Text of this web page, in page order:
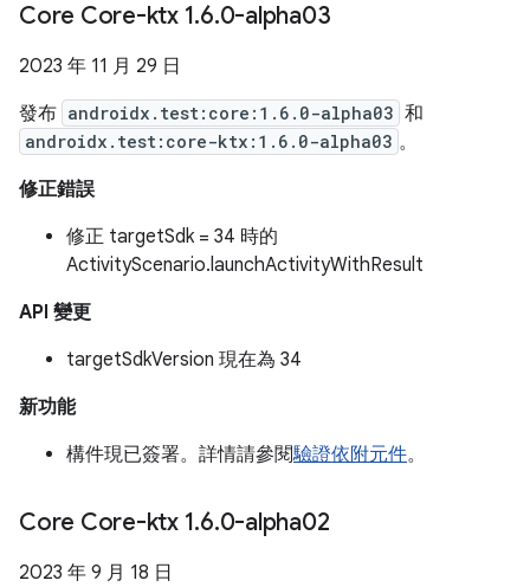
Core Core-ktx 1.6.0-alpha03
2023 年 11 月 29 日
發布 androidx.test:core:1.6.0-alpha03 和
androidx.test:core-ktx:1.6.0-alpha03 。
修正錯誤
修正 targetSdk = 34 時的
ActivityScenario.launchActivityWithResult
API 變更
targetSdkVersion 現在為 34
新功能
構件現已簽署。詳情請參閱驗證依附元件。
Core Core-ktx 1.6.0-alpha02
2023 年 9 月 18 日